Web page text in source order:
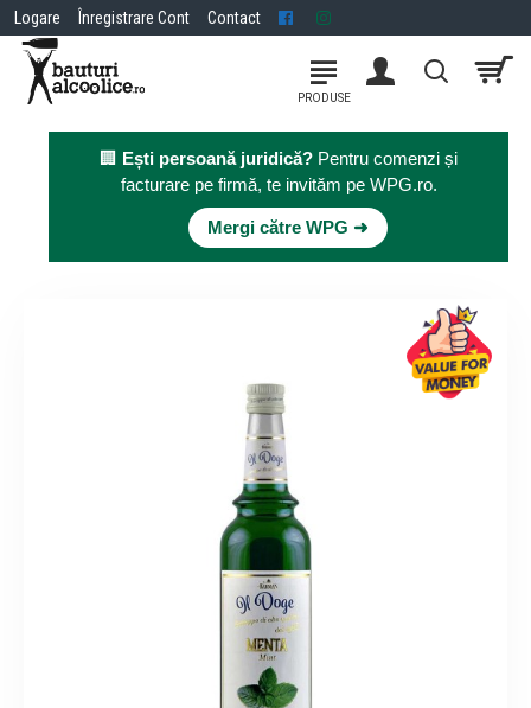
Logare Înregistrare Cont Contact
🏢 Ești persoană juridică? Pentru comenzi și
facturare pe firmă, te invităm pe WPG.ro.
Mergi către WPG ➜